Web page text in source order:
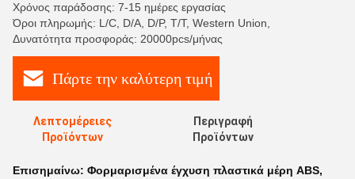
Χρόνος παράδοσης: 7-15 ημέρες εργασίας
Όροι πληρωμής: L/C, D/A, D/P, T/T, Western Union,
Δυνατότητα προσφοράς: 20000pcs/μήνας
Πάρτε την καλύτερη τιμή
Λεπτομέρειες
Προϊόντων
Περιγραφή
Προϊόντων
Επισημαίνω: Φορμαρισμένα έγχυση πλαστικά μέρη ABS,